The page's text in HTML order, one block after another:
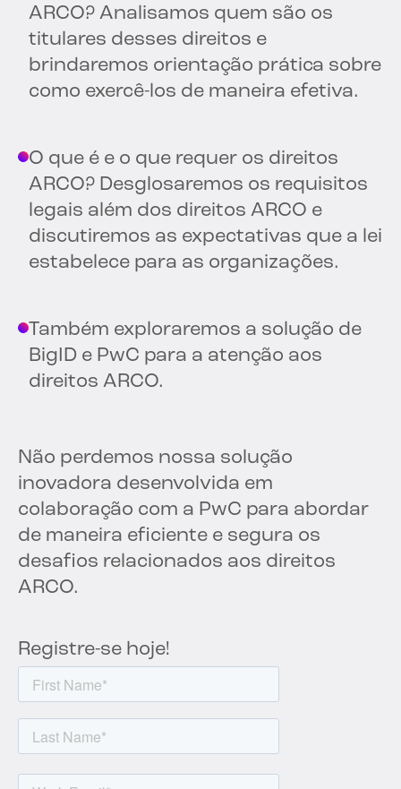
ARCO? Analisamos quem são os
titulares desses direitos e
brindaremos orientação prática sobre
como exercê-los de maneira efetiva.
O que é e o que requer os direitos
ARCO? Desglosaremos os requisitos
legais além dos direitos ARCO e
discutiremos as expectativas que a lei
estabelece para as organizações.
Também exploraremos a solução de
BigID e PwC para a atenção aos
direitos ARCO.
Não perdemos nossa solução
inovadora desenvolvida em
colaboração com a PwC para abordar
de maneira eficiente e segura os
desafios relacionados aos direitos
ARCO.
Registre-se hoje!